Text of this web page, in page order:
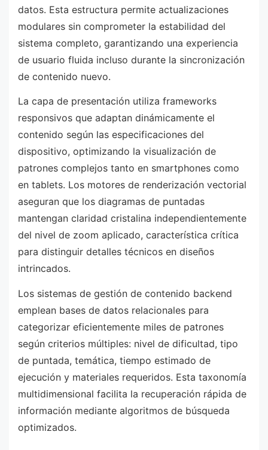
datos. Esta estructura permite actualizaciones
modulares sin comprometer la estabilidad del
sistema completo, garantizando una experiencia
de usuario fluida incluso durante la sincronización
de contenido nuevo.
La capa de presentación utiliza frameworks
responsivos que adaptan dinámicamente el
contenido según las especificaciones del
dispositivo, optimizando la visualización de
patrones complejos tanto en smartphones como
en tablets. Los motores de renderización vectorial
aseguran que los diagramas de puntadas
mantengan claridad cristalina independientemente
del nivel de zoom aplicado, característica crítica
para distinguir detalles técnicos en diseños
intrincados.
Los sistemas de gestión de contenido backend
emplean bases de datos relacionales para
categorizar eficientemente miles de patrones
según criterios múltiples: nivel de dificultad, tipo
de puntada, temática, tiempo estimado de
ejecución y materiales requeridos. Esta taxonomía
multidimensional facilita la recuperación rápida de
información mediante algoritmos de búsqueda
optimizados.